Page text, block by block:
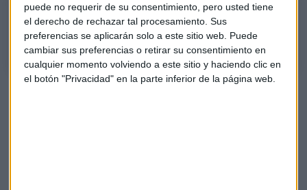
puede no requerir de su consentimiento, pero usted tiene
el derecho de rechazar tal procesamiento. Sus
preferencias se aplicarán solo a este sitio web. Puede
cambiar sus preferencias o retirar su consentimiento en
cualquier momento volviendo a este sitio y haciendo clic en
el botón "Privacidad" en la parte inferior de la página web.
“Lo normal es que lo bancos sigan al movimiento al alza de
Sabadell”